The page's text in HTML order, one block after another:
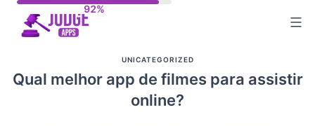
UNICATEGORIZED
Qual melhor app de filmes para assistir
online?